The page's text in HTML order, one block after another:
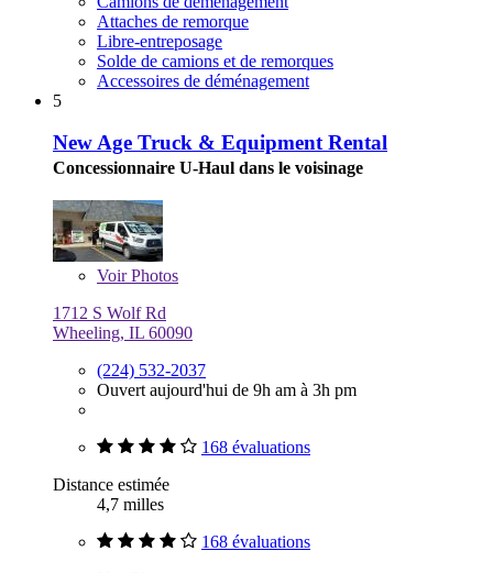
Attaches de remorque
Libre-entreposage
Solde de camions et de remorques
Accessoires de déménagement
5
New Age Truck & Equipment Rental
Concessionnaire U-Haul dans le voisinage
VoirPhotos
1712 S Wolf Rd
Wheeling, IL 60090
(224) 532-2037
Ouvert aujourd'hui de 9h am à 3h pm
168 évaluations
Distance estimée
4,7 milles
168 évaluations